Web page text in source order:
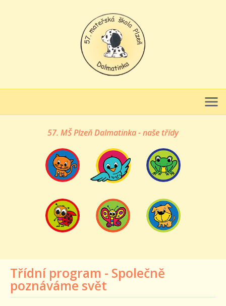
57. MŠ Plzeň Dalmatinka - naše třídy
Třídní program - Společně
poznáváme svět